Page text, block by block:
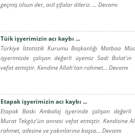
geçmiş olsun der, acil şifalar dileriz. ... Devamı
Tüik işyerimizin acı kaybı ...
Türkiye İstatistik Kurumu Başkanlığı Matbaa
işyerimizde çalışan değerli üyemiz Sadi Bolat'ın
vefat etmiştir. Kendine Allah'tan rahmet... Devamı
Etapak işyerimizin acı kaybı ...
Etapak Baskı Ambalaj işyerinde çalışan değerli
Murat Tekgöz'ün annesi vefat etmiştir. Kendisine
rahmet, ailesine ve yakınlarına başsa... Devamı